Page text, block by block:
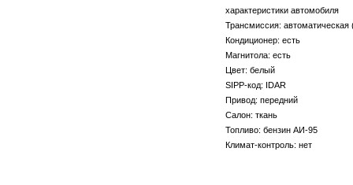
характеристики автомобиля
Трансмиссия: автоматическая
Кондиционер: есть
Магнитола: есть
Цвет: белый
SIPP-код: IDAR
Привод: передний
Салон: ткань
Топливо: бензин АИ-95
Климат-контроль: нет